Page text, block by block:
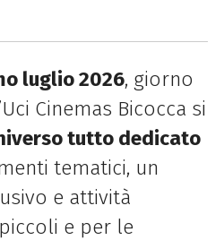
luglio 2026, giorno
Cinemas Bicocca si
tutto dedicato
tematici, un
e attività
e per le